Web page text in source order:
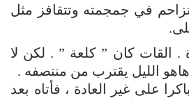
في جمجمته وتتقافز مثل
. القات كان ” كلعة ” . لكن لا
الليل يقترب من منتصفه .
على غير العادة ، فأتاه بعد